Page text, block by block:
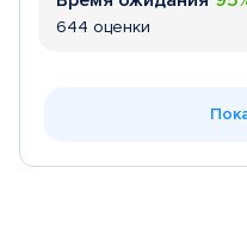
644 оценки